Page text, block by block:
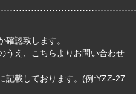
確認致します。
うえ、
こちら よりお問い合わせ
記載しております。(例:YZZ-27